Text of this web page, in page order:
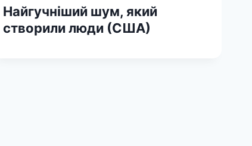
Найгучніший шум, який
створили люди (США)